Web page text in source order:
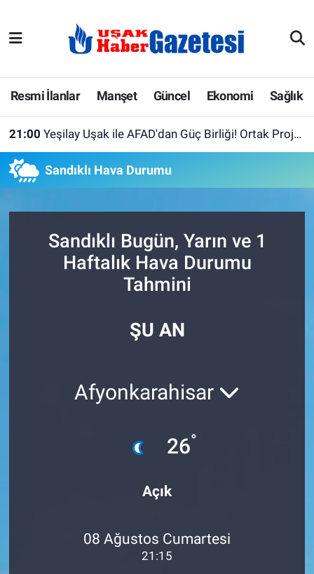
Resmi İlanlar Manşet Güncel Ekonomi Sağlık
21:00 Yeşilay Uşak ile AFAD'dan Güç Birliği! Ortak Projeler İçin İlk Adım Atıldı
Sandıklı Hava Durumu
Sandıklı Bugün, Yarın ve 1
Haftalık Hava Durumu
Tahmini
ŞU AN
Afyonkarahisar
26°
Açık
08 Ağustos Cumartesi
21:15
E-Gazete
Ekonomi
İlanlar
Köşe Yazarları
Uşak Hava Durumu
Uşak Trafik Yoğunluk Haritası
Haber Arşivi